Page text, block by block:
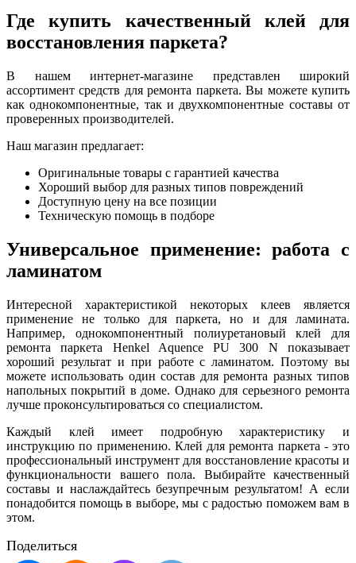
Где купить качественный клей для
восстановления паркета?
В нашем интернет-магазине представлен широкий
ассортимент средств для ремонта паркета. Вы можете купить
как однокомпонентные, так и двухкомпонентные составы от
проверенных производителей.
Наш магазин предлагает:
Оригинальные товары с гарантией качества
Хороший выбор для разных типов повреждений
Доступную цену на все позиции
Техническую помощь в подборе
Универсальное применение: работа с
ламинатом
Интересной характеристикой некоторых клеев является
применение не только для паркета, но и для ламината.
Например, однокомпонентный полиуретановый клей для
ремонта паркета Henkel Aquence PU 300 N показывает
хороший результат и при работе с ламинатом. Поэтому вы
можете использовать один состав для ремонта разных типов
напольных покрытий в доме. Однако для серьезного ремонта
лучше проконсультироваться со специалистом.
Каждый клей имеет подробную характеристику и
инструкцию по применению. Клей для ремонта паркета - это
профессиональный инструмент для восстановление красоты и
функциональности вашего пола. Выбирайте качественный
составы и наслаждайтесь безупречным результатом! А если
понадобится помощь в выборе, мы с радостью поможем вам в
этом.
Поделиться